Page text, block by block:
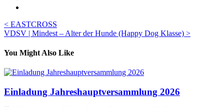
Beitragsnavigation
< EASTCROSS
VDSV | Mindest – Alter der Hunde (Happy Dog Klasse) >
You Might Also Like
Einladung Jahreshauptversammlung 2026